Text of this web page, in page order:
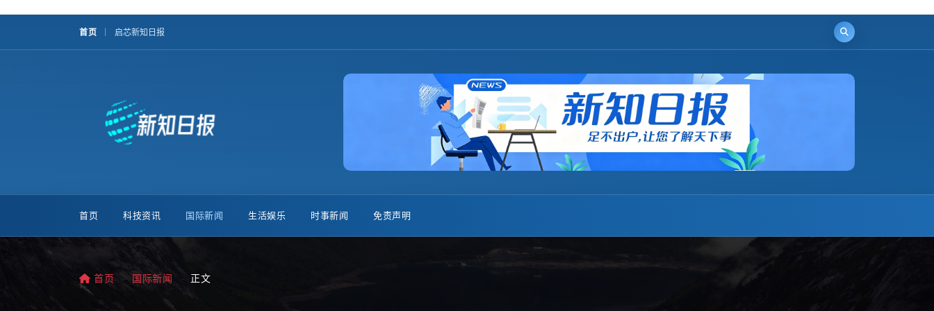
首页 启芯新知日报
首页 科技资讯 国际新闻 生活娱乐 时事新闻 免责声明
首页 国际新闻 正文